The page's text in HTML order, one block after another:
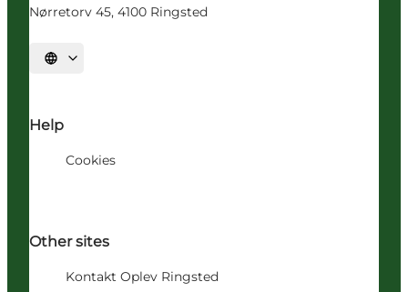
Nørretorv 45, 4100 Ringsted
Vælg sprog
Help
Cookies
Other sites
Kontakt Oplev Ringsted